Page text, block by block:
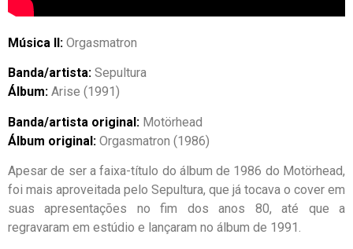
Música II: Orgasmatron
Banda/artista: Sepultura
Álbum: Arise (1991)
Banda/artista original: Motörhead
Álbum original: Orgasmatron (1986)
Apesar de ser a faixa-título do álbum de 1986 do Motörhead,
foi mais aproveitada pelo Sepultura, que já tocava o cover em
suas apresentações no fim dos anos 80, até que a
regravaram em estúdio e lançaram no álbum de 1991.